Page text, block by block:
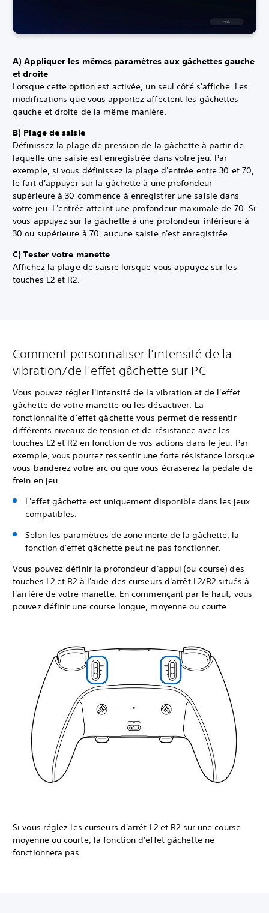
A) Appliquer les mêmes paramètres aux gâchettes gauche
et droite
Lorsque cette option est activée, un seul côté s'affiche. Les
modifications que vous apportez affectent les gâchettes
gauche et droite de la même manière.
B) Plage de saisie
Définissez la plage de pression de la gâchette à partir de
laquelle une saisie est enregistrée dans votre jeu. Par
exemple, si vous définissez la plage d'entrée entre 30 et 70,
le fait d'appuyer sur la gâchette à une profondeur
supérieure à 30 commence à enregistrer une saisie dans
votre jeu. L'entrée atteint une profondeur maximale de 70. Si
vous appuyez sur la gâchette à une profondeur inférieure à
30 ou supérieure à 70, aucune saisie n'est enregistrée.
C) Tester votre manette
Affichez la plage de saisie lorsque vous appuyez sur les
touches L2 et R2.
Comment personnaliser l'intensité de la
vibration/de l'effet gâchette sur PC
Vous pouvez régler l'intensité de la vibration et de l'effet
gâchette de votre manette ou les désactiver. La
fonctionnalité d'effet gâchette vous permet de ressentir
différents niveaux de tension et de résistance avec les
touches L2 et R2 en fonction de vos actions dans le jeu. Par
exemple, vous pourrez ressentir une forte résistance lorsque
vous banderez votre arc ou que vous écraserez la pédale de
frein en jeu.
L'effet gâchette est uniquement disponible dans les jeux
compatibles.
Selon les paramètres de zone inerte de la gâchette, la
fonction d'effet gâchette peut ne pas fonctionner.
Vous pouvez définir la profondeur d'appui (ou course) des
touches L2 et R2 à l'aide des curseurs d'arrêt L2/R2 situés à
l'arrière de votre manette. En commençant par le haut, vous
pouvez définir une course longue, moyenne ou courte.
Si vous réglez les curseurs d'arrêt L2 et R2 sur une course
moyenne ou courte, la fonction d'effet gâchette ne
fonctionnera pas.